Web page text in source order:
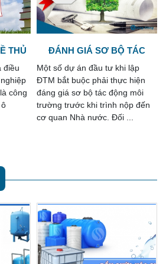
hiện
môi
đến
NỘI DUNG GIẤY PHÉP MÔI
TRƯỜNG
Giấy phép môi trường là thủ tục
hồ sơ mới được Nhà nước quy
định thông qua nhiều văn bản
luật mới ban hành và áp dụng
kể từ năm 2022.